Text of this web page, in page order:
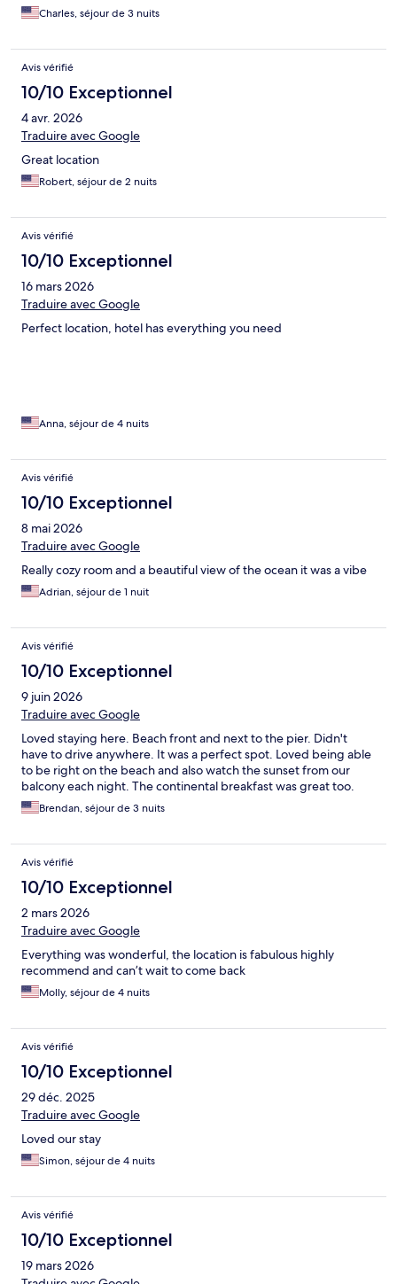
Charles, séjour de 3 nuits
Avis vérifié
10/10 Exceptionnel
4 avr. 2026
Traduire avec Google
Great location
Robert, séjour de 2 nuits
Avis vérifié
10/10 Exceptionnel
16 mars 2026
Traduire avec Google
Perfect location, hotel has everything you need
Anna, séjour de 4 nuits
Avis vérifié
10/10 Exceptionnel
8 mai 2026
Traduire avec Google
Really cozy room and a beautiful view of the ocean it was a vibe
Adrian, séjour de 1 nuit
Avis vérifié
10/10 Exceptionnel
9 juin 2026
Traduire avec Google
Loved staying here. Beach front and next to the pier. Didn't
have to drive anywhere. It was a perfect spot. Loved being able
to be right on the beach and also watch the sunset from our
balcony each night. The continental breakfast was great too.
Brendan, séjour de 3 nuits
Avis vérifié
10/10 Exceptionnel
2 mars 2026
Traduire avec Google
Everything was wonderful, the location is fabulous highly
recommend and can’t wait to come back
Molly, séjour de 4 nuits
Avis vérifié
10/10 Exceptionnel
29 déc. 2025
Traduire avec Google
Loved our stay
Simon, séjour de 4 nuits
Avis vérifié
10/10 Exceptionnel
19 mars 2026